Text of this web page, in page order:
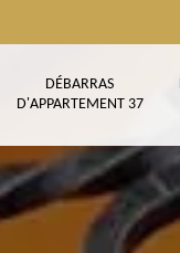
DÉBARRAS
D'APPARTEMENT 37